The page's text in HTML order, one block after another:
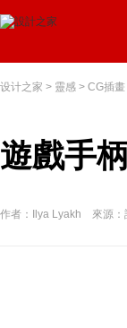
设计之家 > 靈感 > CG插畫
遊戲手
作者：Ilya Lyakh 來源